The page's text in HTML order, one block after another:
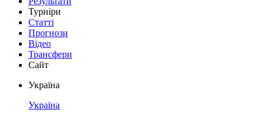
Турніри
Статті
Прогнози
Відео
Трансфери
Сайт
Україна
Україна